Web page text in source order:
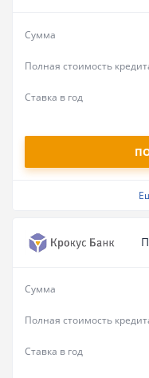
Сумма
Полная стоимость
Ставка в год
Сумма
Полная стоимость
Ставка в год